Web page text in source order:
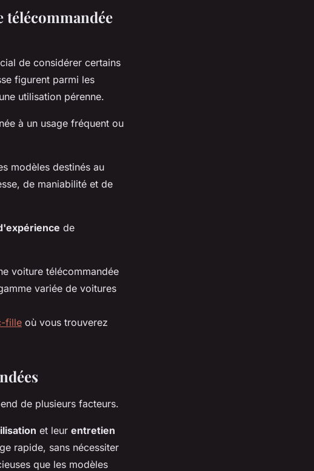
de considérer certains
figurent parmi les
utilisation pérenne.
à un usage fréquent ou
modèles destinés au
de maniabilité et de
de
voiture télécommandée
variée de voitures
fille où vous trouverez
de plusieurs facteurs.
et leur entretien
rapide, sans nécessiter
que les modèles